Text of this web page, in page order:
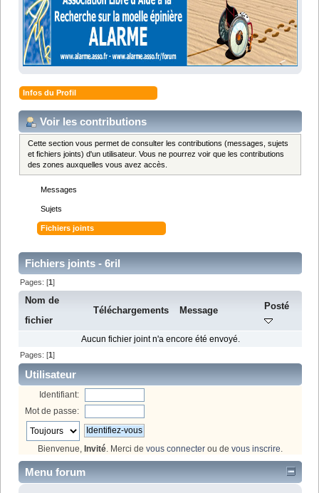
Infos du Profil
Voir les contributions
Cette section vous permet de consulter les contributions (messages, sujets
et fichiers joints) d'un utilisateur. Vous ne pourrez voir que les contributions
des zones auxquelles vous avez accès.
Messages
Sujets
Fichiers joints
Fichiers joints - 6ril
Pages: [1]
Nom de
fichier
Téléchargements Message Posté
Aucun fichier joint n'a encore été envoyé.
Pages: [1]
Utilisateur
Identifiant:
Mot de passe:
Bienvenue, Invité. Merci de vous connecter ou de vous inscrire.
Menu forum